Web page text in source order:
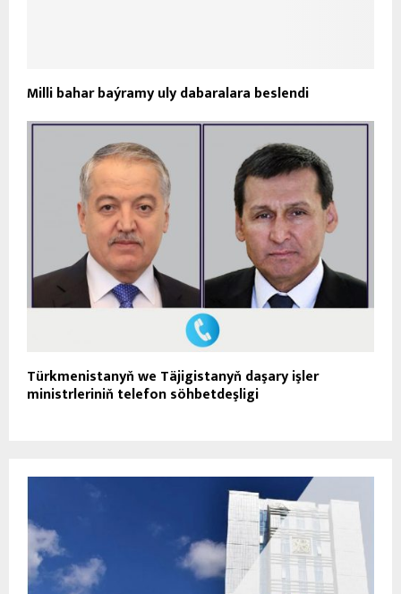
Milli bahar baýramy uly dabaralara beslendi
Türkmenistanyň we Täjigistanyň daşary işler
ministrleriniň telefon söhbetdeşligi